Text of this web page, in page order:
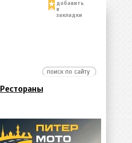
добавить
в
закладки
Рестораны